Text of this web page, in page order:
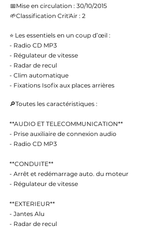
📅Mise en circulation : 30/10/2015
🌱Classification Crit'Air : 2
⭐ Les essentiels en un coup d’œil :
- Radio CD MP3
- Régulateur de vitesse
- Radar de recul
- Clim automatique
- Fixations Isofix aux places arrières
🔎Toutes les caractéristiques :
**AUDIO ET TELECOMMUNICATION**
- Prise auxiliaire de connexion audio
- Radio CD MP3
**CONDUITE**
- Arrêt et redémarrage auto. du moteur
- Régulateur de vitesse
**EXTERIEUR**
- Jantes Alu
- Radar de recul